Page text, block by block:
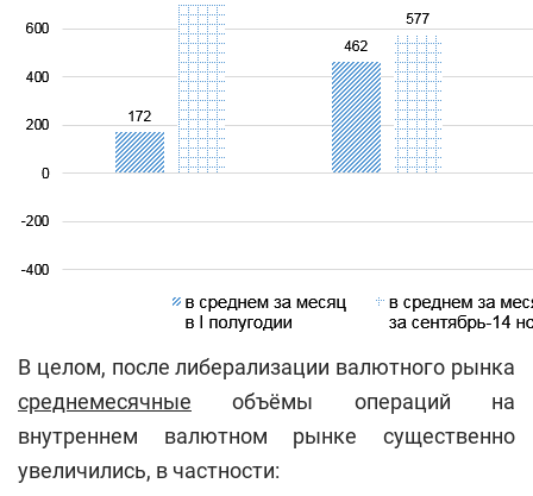
В целом, после либерализации валютного рынка
среднемесячные объёмы операций на
внутреннем валютном рынке существенно
увеличились, в частности: